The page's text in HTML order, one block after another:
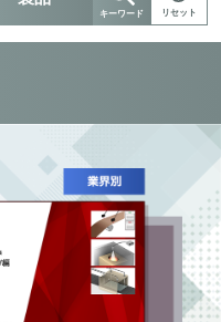
キーワード リセット